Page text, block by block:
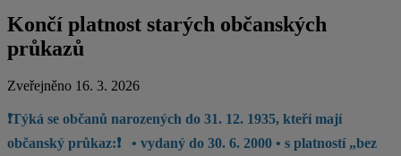
Končí platnost starých občanských
průkazů
Zveřejněno 16. 3. 2026
❗Týká se občanů narozených do 31. 12. 1935, kteří mají
občanský průkaz:❗
• vydaný do 30. 6. 2000 • s platností „bez